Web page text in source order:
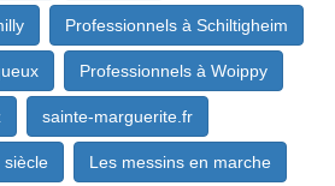
Professionnels à Schiltigheim
Professionnels à Woippy
sainte-marguerite.fr
siècle Les messins en marche